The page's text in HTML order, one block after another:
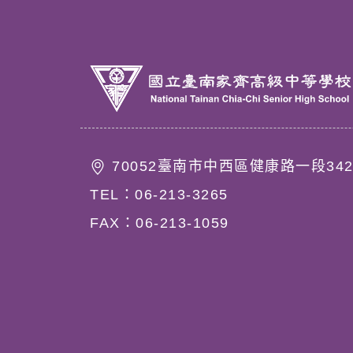
70052臺南市中西區健康路一段
TEL：06-213-3265
FAX：06-213-1059